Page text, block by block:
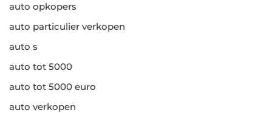
auto opkopers
auto particulier verkopen
auto s
auto tot 5000
auto tot 5000 euro
auto verkopen